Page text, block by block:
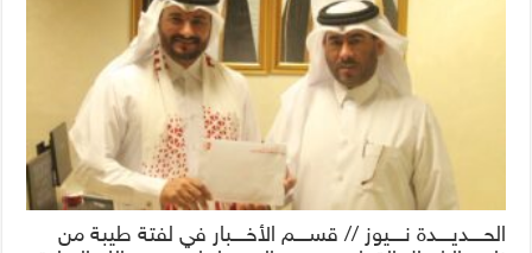
الحــــديــــدة نــــيوز // قســــم الأخــــبار في لفتة طيبة من